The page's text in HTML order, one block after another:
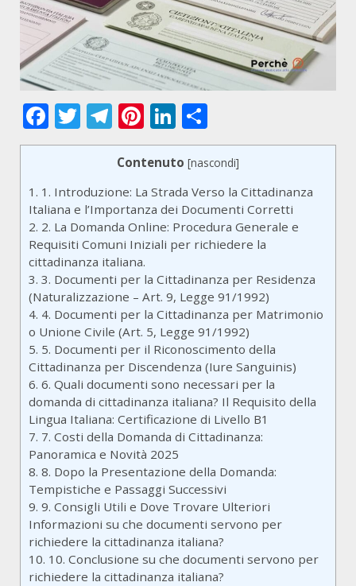
Facebook
Twitter
Telegram
Pinterest
LinkedIn
Contenuto [nascondi]
1. 1. Introduzione: La Strada Verso la Cittadinanza
Italiana e l’Importanza dei Documenti Corretti
2. 2. La Domanda Online: Procedura Generale e
Requisiti Comuni Iniziali per richiedere la
cittadinanza italiana.
3. 3. Documenti per la Cittadinanza per Residenza
(Naturalizzazione – Art. 9, Legge 91/1992)
4. 4. Documenti per la Cittadinanza per Matrimonio
o Unione Civile (Art. 5, Legge 91/1992)
5. 5. Documenti per il Riconoscimento della
Cittadinanza per Discendenza (Iure Sanguinis)
6. 6. Quali documenti sono necessari per la
domanda di cittadinanza italiana? Il Requisito della
Lingua Italiana: Certificazione di Livello B1
7. 7. Costi della Domanda di Cittadinanza:
Panoramica e Novità 2025
8. 8. Dopo la Presentazione della Domanda:
Tempistiche e Passaggi Successivi
9. 9. Consigli Utili e Dove Trovare Ulteriori
Informazioni su che documenti servono per
richiedere la cittadinanza italiana?
10. 10. Conclusione su che documenti servono per
richiedere la cittadinanza italiana?